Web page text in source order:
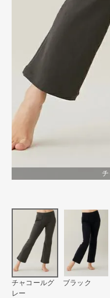
チャコールグ
レー
ブラック